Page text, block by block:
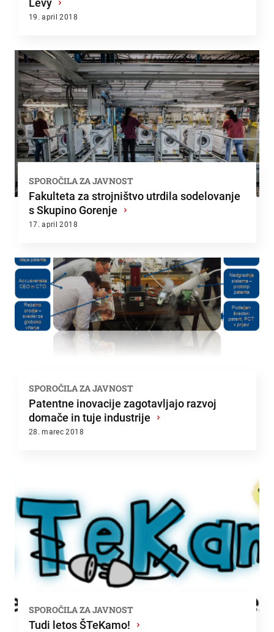
Levy ›
19. april 2018
SPOROČILA ZA JAVNOST
Fakulteta za strojništvo utrdila sodelovanje
s Skupino Gorenje ›
17. april 2018
SPOROČILA ZA JAVNOST
Patentne inovacije zagotavljajo razvoj
domače in tuje industrije ›
28. marec 2018
SPOROČILA ZA JAVNOST
Tudi letos ŠTeKamo! ›